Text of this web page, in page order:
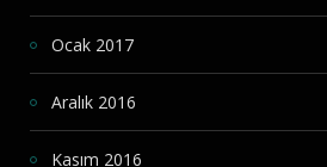
Ocak 2017
Aralık 2016
Kasım 2016